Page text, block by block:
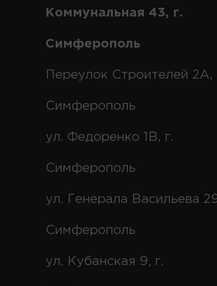
Коммунальная 43, г.
Симферополь
Переулок Строителей 2А,
Симферополь
ул. Федоренко 1В, г.
Симферополь
ул. Генерала Васильева
Симферополь
ул. Кубанская 9, г.